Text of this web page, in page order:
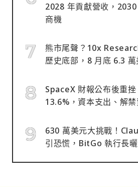
2028 年貢獻營收，
商機
熊市尾聲？10x
歷史底部，8 月底 6.3
SpaceX 財報公布後重
13.6%，資本支出、解
630 萬美元大挑戰！
引恐慌，BitGo 執行長